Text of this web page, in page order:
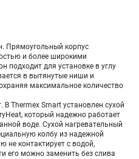
Прямоугольный корпус
и более широкими
подходит для установке в углу
в вытянутые ниши и
максимальное количество
Thermex Smart установлен сухой
который надежно работает
воде. Сухой нагревательный
колбу из надежной
не контактирует с водой,
его можно заменить без слива